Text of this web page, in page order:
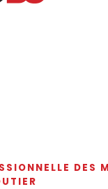
DES